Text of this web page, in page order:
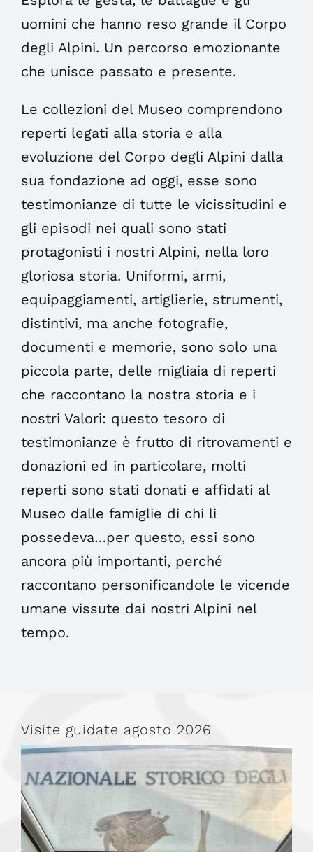
uomini che hanno reso grande il Corpo
degli Alpini. Un percorso emozionante
che unisce passato e presente.
Le collezioni del Museo comprendono
reperti legati alla storia e alla
evoluzione del Corpo degli Alpini dalla
sua fondazione ad oggi, esse sono
testimonianze di tutte le vicissitudini e
gli episodi nei quali sono stati
protagonisti i nostri Alpini, nella loro
gloriosa storia. Uniformi, armi,
equipaggiamenti, artiglierie, strumenti,
distintivi, ma anche fotografie,
documenti e memorie, sono solo una
piccola parte, delle migliaia di reperti
che raccontano la nostra storia e i
nostri Valori: questo tesoro di
testimonianze è frutto di ritrovamenti e
donazioni ed in particolare, molti
reperti sono stati donati e affidati al
Museo dalle famiglie di chi li
possedeva…per questo, essi sono
ancora più importanti, perché
raccontano personificandole le vicende
umane vissute dai nostri Alpini nel
tempo.
Visite guidate agosto 2026